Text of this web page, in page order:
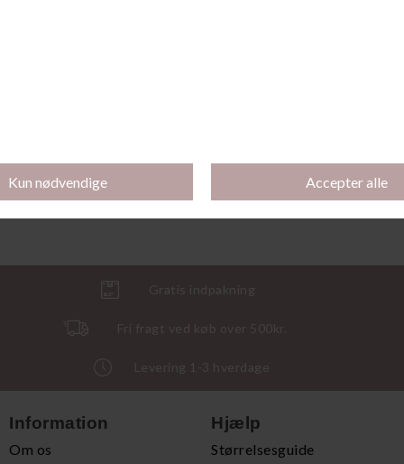
Nura Bikini Tai, Palm Print
DKK 249,95DKK 75,00
Lucca Tai, Ivory
DKK 249,95DKK 50,00
Gratis indpakning
Fri fragt ved køb over 500kr.
Levering 1-3 hverdage
Information
Om os
Hjælp
Størrelsesguide